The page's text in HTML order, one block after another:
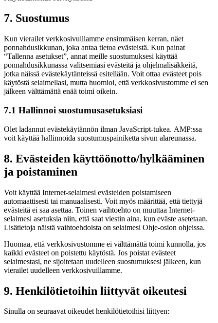
Consent
to
sekalaista
7. Suostumus
Kun vierailet verkkosivuillamme ensimmäisen kerran, näet
ponnahdusikkunan, joka antaa tietoa evästeistä. Kun painat
“Tallenna asetukset”, annat meille suostumuksesi käyttää
ponnahdusikkunassa valitsemiasi evästeitä ja ohjelmalisäkkeitä,
jotka näissä evästekäytänteissä esitellään. Voit ottaa evästeet pois
käytöstä selaimellasi, mutta huomioi, että verkkosivustomme ei sen
jälkeen välttämättä enää toimi oikein.
7.1 Hallinnoi suostumusasetuksiasi
Olet ladannut evästekäytännön ilman JavaScript-tukea. AMP:ssa
voit käyttää hallinnoida suostumuspainiketta sivun alareunassa.
8. Evästeiden käyttöönotto/hylkääminen
ja poistaminen
Voit käyttää Internet-selaimesi evästeiden poistamiseen
automaattisesti tai manuaalisesti. Voit myös määrittää, että tiettyjä
evästeitä ei saa asettaa. Toinen vaihtoehto on muuttaa Internet-
selaimesi asetuksia niin, että saat viestin aina, kun eväste asetetaan.
Lisätietoja näistä vaihtoehdoista on selaimesi Ohje-osion ohjeissa.
Huomaa, että verkkosivustomme ei välttämättä toimi kunnolla, jos
kaikki evästeet on poistettu käytöstä. Jos poistat evästeet
selaimestasi, ne sijoitetaan uudelleen suostumuksesi jälkeen, kun
vierailet uudelleen verkkosivuillamme.
9. Henkilötietoihin liittyvät oikeutesi
Sinulla on seuraavat oikeudet henkilötietoihisi liittyen: